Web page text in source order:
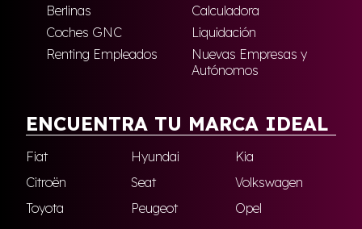
Berlinas
Calculadora
Coches GNC
Liquidación
Renting Empleados
Nuevas Empresas y
Autónomos
ENCUENTRA TU MARCA IDEAL
Fiat Hyundai
Kia
Citroën
Seat
Volkswagen
Toyota
Peugeot
Opel